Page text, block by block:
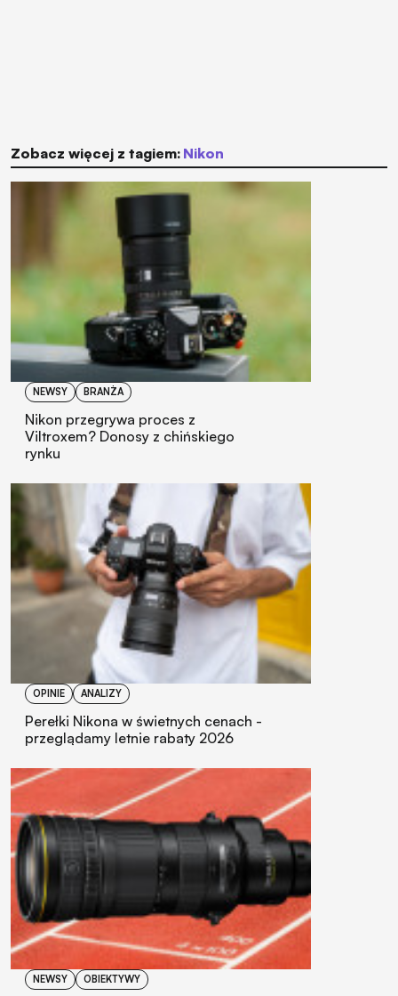
Zobacz więcej z tagiem: Nikon
NEWSY BRANŻA
Nikon przegrywa proces z
Viltroxem? Donosy z chińskiego
rynku
OPINIE ANALIZY
Perełki Nikona w świetnych cenach -
przeglądamy letnie rabaty 2026
NEWSY OBIEKTYWY